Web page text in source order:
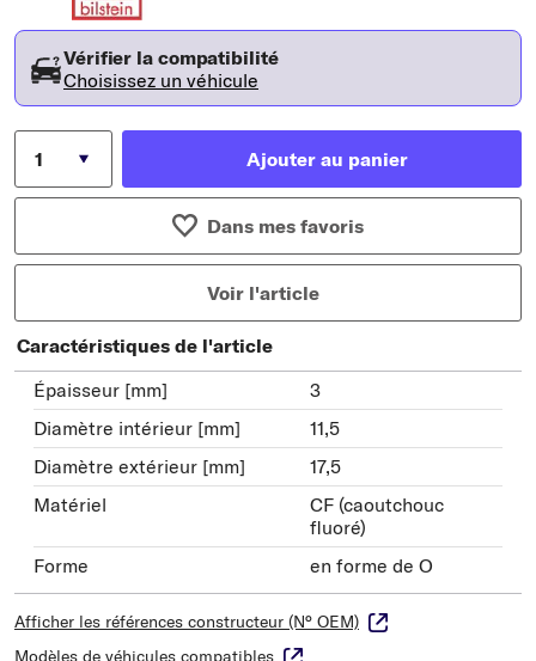
Vérifier la compatibilité
Choisissez un véhicule
Ajouter au panier
Dans mes favoris
Voir l'article
Caractéristiques de l'article
Épaisseur [mm]
3
Diamètre intérieur [mm]
11,5
Diamètre extérieur [mm]
17,5
Matériel
CF (caoutchouc
fluoré)
Forme
en forme de O
Afficher les références constructeur (N° OEM)
Modèles de véhicules compatibles